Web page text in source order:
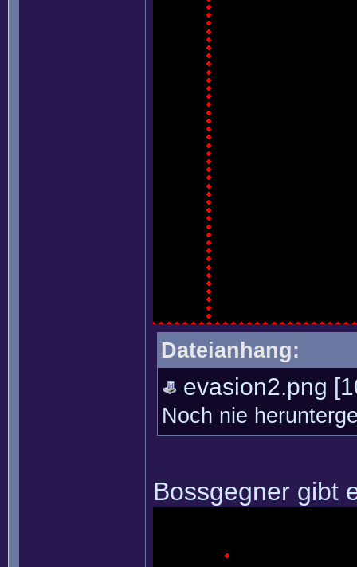
Dateianhang:
evasion2.png
Noch nie
Bossgegner gibt